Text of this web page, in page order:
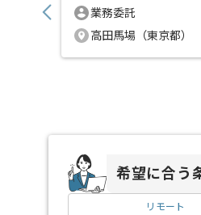
業務委託
高田馬場（東京都）
希望に合う
リモート